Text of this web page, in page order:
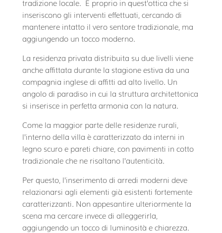
tradizione locale. È proprio in quest’ottica che si
inseriscono gli interventi effettuati, cercando di
mantenere intatto il vero sentore tradizionale, ma
aggiungendo un tocco moderno.
La residenza privata distribuita su due livelli viene
anche affittata durante la stagione estiva da una
compagnia inglese di affitti ad alto livello. Un
angolo di paradiso in cui la struttura architettonica
si inserisce in perfetta armonia con la natura.
Come la maggior parte delle residenze rurali,
l’interno della villa è caratterizzato da interni in
legno scuro e pareti chiare, con pavimenti in cotto
tradizionale che ne risaltano l’autenticità.
Per questo, l’inserimento di arredi moderni deve
relazionarsi agli elementi già esistenti fortemente
caratterizzanti. Non appesantire ulteriormente la
scena ma cercare invece di alleggerirla,
aggiungendo un tocco di luminosità e chiarezza.